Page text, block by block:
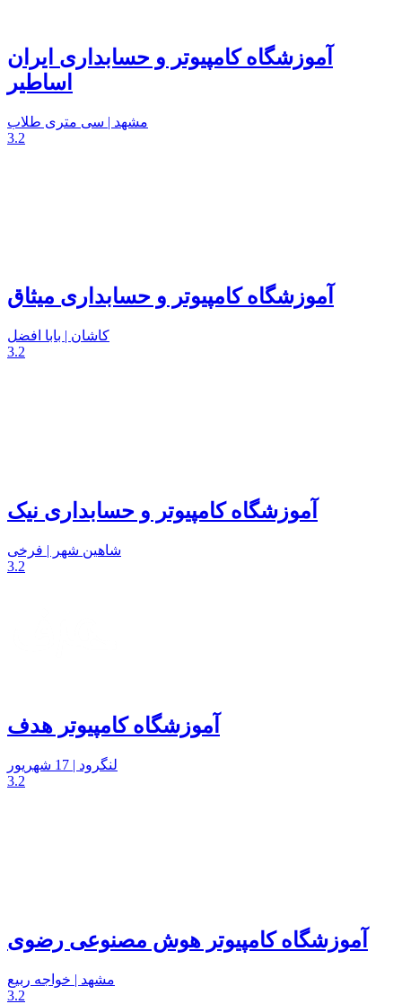
آموزشگاه کامپیوتر و حسابداری ایران
اساطیر
مشهد | سی متری طلاب
3.2
آموزشگاه کامپیوتر و حسابداری میثاق
کاشان | بابا افضل
3.2
آموزشگاه کامپیوتر و حسابداری نیک
شاهین شهر | فرخی
3.2
آموزشگاه کامپیوتر هدف
لنگرود | 17 شهریور
3.2
آموزشگاه کامپیوتر هوش مصنوعی رضوی
مشهد | خواجه ربیع
3.2